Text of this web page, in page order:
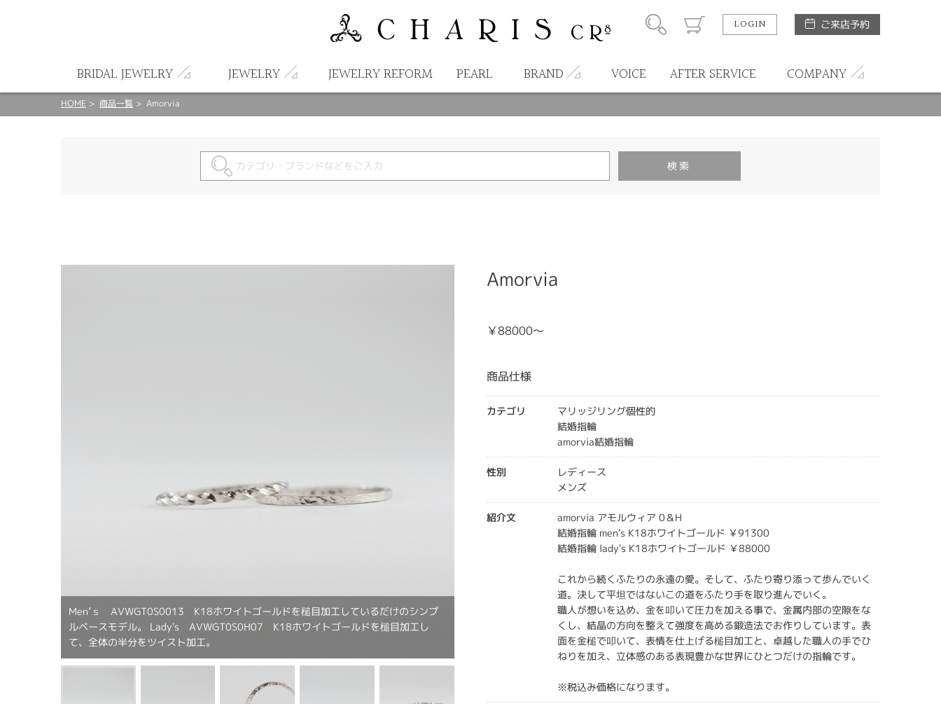
LOGIN ご来店予約
BRIDAL JEWELRY JEWELRY JEWELRY REFORM PEARL BRAND VOICE AFTER SERVICE COMPANY
HOME 商品一覧 Amorvia
Men’ｓ AVWGT0S0013 K18ホワイトゴールドを槌目加工しているだけのシンプ
ルベースモデル。 Lady's AVWGT0S0H07 K18ホワイトゴールドを槌目加工し
て、全体の半分をツイスト加工。
Amorvia
￥88000～
商品仕様
カテゴリ
マリッジリング個性的
結婚指輪
amorvia結婚指輪
性別
レディース
メンズ
紹介文
amorvia アモルウィア 0＆H
結婚指輪 men's K18ホワイトゴールド ￥91300
結婚指輪 lady's K18ホワイトゴールド ￥88000
これから続くふたりの永遠の愛。そして、ふたり寄り添って歩んでいく
道。決して平坦ではないこの道をふたり手を取り進んでいく。
職人が想いを込め、金を叩いて圧力を加える事で、金属内部の空隙をな
くし、結晶の方向を整えて強度を高める鍛造法でお作りしています。表
面を金槌で叩いて、表情を仕上げる槌目加工と、卓越した職人の手でひ
ねりを加え、立体感のある表現豊かな世界にひとつだけの指輪です。
※税込み価格になります。